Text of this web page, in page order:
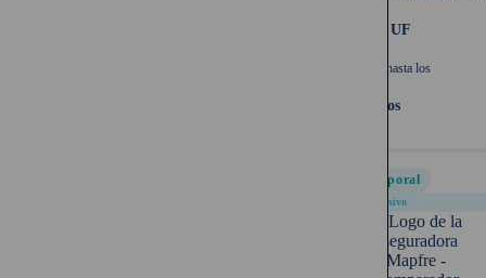
1.500 UF
Cubre hasta los
64 años
Temporal
Exclusivo